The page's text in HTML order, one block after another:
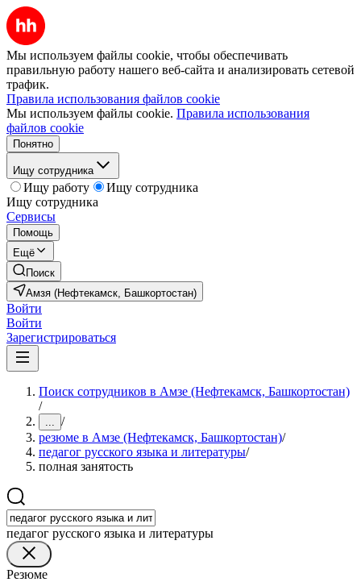
Мы используем файлы cookie, чтобы обеспечивать
правильную работу нашего веб-сайта и анализировать сетевой
трафик.
Правила использования файлов cookie
Мы используем файлы cookie. Правила использования
файлов cookie
Понятно
Ищу сотрудника
Ищу работу
Ищу сотрудника
Ищу сотрудника
Сервисы
Помощь
Ещё
Поиск
Амзя (Нефтекамск, Башкортостан)
Войти
Войти
Зарегистрироваться
Поиск сотрудников в Амзе (Нефтекамск, Башкортостан)
/
... /
резюме в Амзе (Нефтекамск, Башкортостан)/
педагог русского языка и литературы/
полная занятость
педагог русского языка и литературы
Резюме